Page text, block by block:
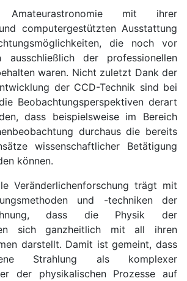
mit ihrer
computergestützten Ausstattung
die noch vor
ausschließlich der professionellen
waren. Nicht zuletzt Dank der
der CCD-Technik sind bei
Beobachtungsperspektiven derart
dass beispielsweise im Bereich
durchaus die bereits
wissenschaftlicher Betätigung
können.
Veränderlichenforschung trägt mit
und -techniken der
dass die Physik der
sich ganzheitlich mit all ihren
darstellt. Damit ist gemeint, dass
Strahlung als komplexer
der physikalischen Prozesse auf